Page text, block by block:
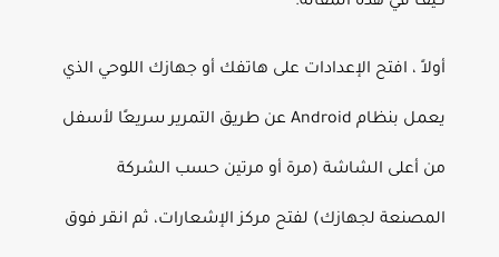
أولاً ، افتح الإعدادات على هاتفك أو جهازك اللوحي الذي
يعمل بنظام Android عن طريق التمرير سريعًا لأسفل
من أعلى الشاشة (مرة أو مرتين حسب الشركة
المصنعة لجهازك) لفتح مركز الإشعارات، ثم انقر فوق